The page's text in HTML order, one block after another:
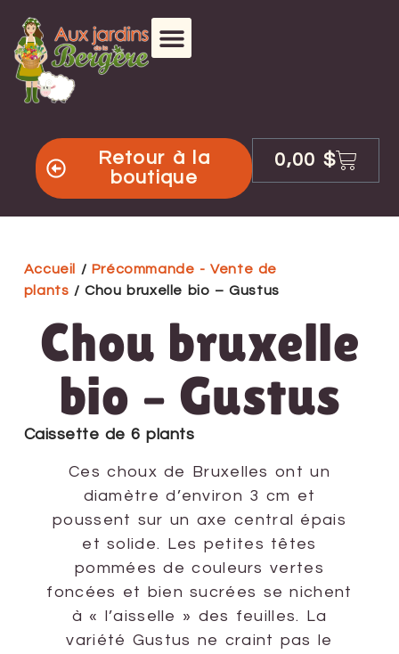
Retour à la
boutique
0,00 $
Accueil / Précommande - Vente de
plants / Chou bruxelle bio – Gustus
Chou bruxelle
bio – Gustus
Caissette de 6 plants
Ces choux de Bruxelles ont un
diamètre d’environ 3 cm et
poussent sur un axe central épais
et solide. Les petites têtes
pommées de couleurs vertes
foncées et bien sucrées se nichent
à « l’aisselle » des feuilles. La
variété Gustus ne craint pas le